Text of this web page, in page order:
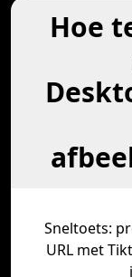
Hoe
Sneltoets:
URL met